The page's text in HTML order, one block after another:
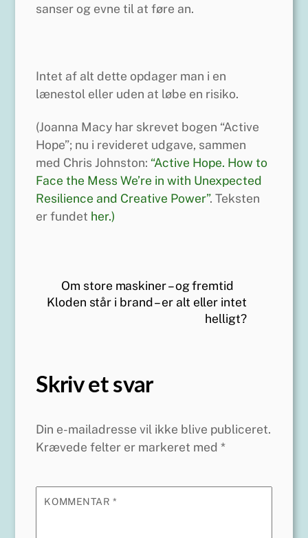
sanser og evne til at føre an.
Intet af alt dette opdager man i en
lænestol eller uden at løbe en risiko.
(Joanna Macy har skrevet bogen “Active
Hope”; nu i revideret udgave, sammen
med Chris Johnston: “Active Hope. How to
Face the Mess We’re in with Unexpected
Resilience and Creative Power”. Teksten
er fundet her.)
Om store maskiner – og fremtid
Kloden står i brand – er alt eller intet
helligt?
Skriv et svar
Din e-mailadresse vil ikke blive publiceret.
Krævede felter er markeret med*
KOMMENTAR*